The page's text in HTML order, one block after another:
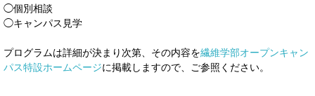
◯個別相談
◯キャンパス見学
プログラムは詳細が決まり次第、その内容を繊維学部オープンキャン
パス特設ホームページに掲載しますので、ご参照ください。